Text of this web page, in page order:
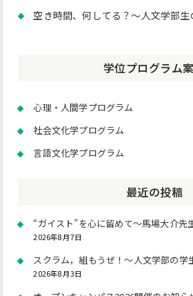
空き時間、何してる？～人文学部
学位プログラム
心理・人間学プログラム
社会文化学プログラム
言語文化学プログラム
最近の投稿
“ガイスト”を心に留めて～馬場大介先
2026年8月7日
スクラム，組もうぜ！～人文学部の
2026年8月3日